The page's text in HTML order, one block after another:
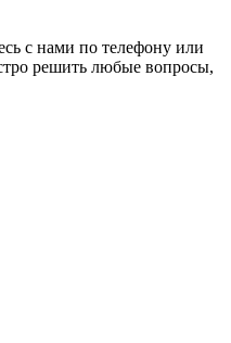
с нами по телефону или
решить любые вопросы,